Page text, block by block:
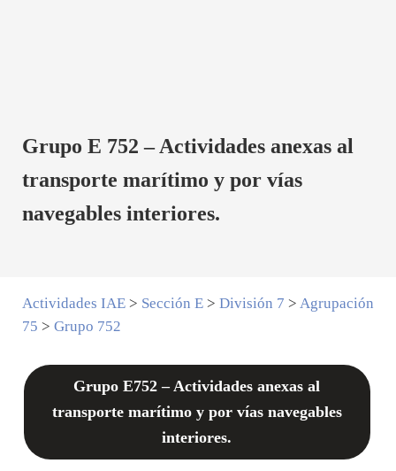
Grupo E 752 – Actividades anexas al
transporte marítimo y por vías
navegables interiores.
Actividades IAE> Sección E> División 7 > Agrupación
75 > Grupo 752
Grupo E752 – Actividades anexas al
transporte marítimo y por vías navegables
interiores.